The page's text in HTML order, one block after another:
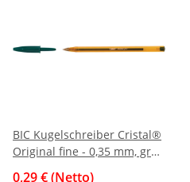
BIC Kugelschreiber Cristal®
Original fine - 0,35 mm, grün
0,29 € (Netto)